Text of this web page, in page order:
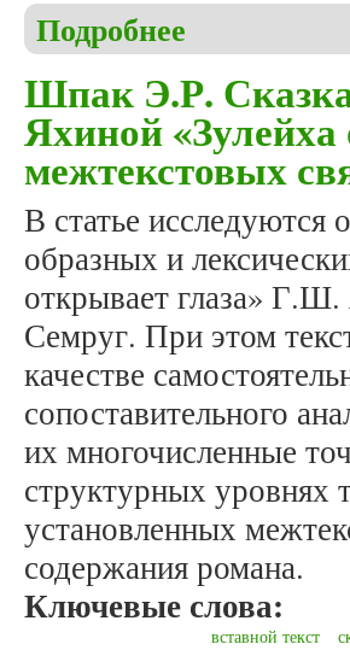
Подробнее
Шпак Э.Р.
Яхиной «Зулейха
межтекстовых
В статье
образных и
открывает глаза»
Семруг. При этом
качестве
сопоставительного
их многочисленные
структурных уровнях
установленных
содержания романа.
Ключевые слова:
вставной текст